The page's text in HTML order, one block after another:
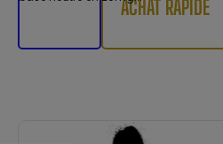
ACHAT RAPIDE